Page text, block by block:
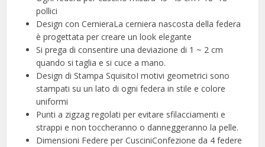
pollici
Design con CernieraLa cerniera nascosta della federa
è progettata per creare un look elegante
Si prega di consentire una deviazione di 1 ~ 2 cm
quando si taglia e si cuce a mano.
Design di Stampa SquisitoI motivi geometrici sono
stampati su un lato di ogni federa in stile e colore
uniformi
Punti a zigzag regolati per evitare sfilacciamenti e
strappi e non toccheranno o danneggeranno la pelle.
Dimensioni Federe per CusciniConfezione da 4 federe